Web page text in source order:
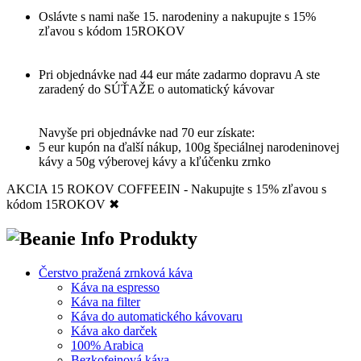
Oslávte s nami naše 15. narodeniny a nakupujte s 15%
zľavou s kódom 15ROKOV
Pri objednávke nad 44 eur máte zadarmo dopravu A ste
zaradený do SÚŤAŽE o automatický kávovar
Navyše pri objednávke nad 70 eur získate:
5 eur kupón na ďalší nákup, 100g špeciálnej narodeninovej
kávy a 50g výberovej kávy a kľúčenku zrnko
AKCIA 15 ROKOV COFFEEIN - Nakupujte s 15% zľavou s
kódom 15ROKOV ✖
Produkty
Čerstvo pražená zrnková káva
Káva na espresso
Káva na filter
Káva do automatického kávovaru
Káva ako darček
100% Arabica